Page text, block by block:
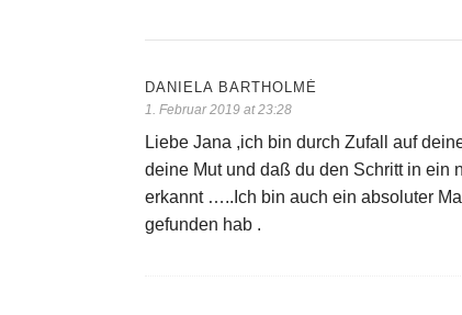
DANIELA BARTHOLMÉ
1. Februar 2019 at 23:28
Liebe Jana ,ich bin durch Zufall auf
deine Mut und daß du den Schritt in ein
erkannt …..Ich bin auch ein absoluter
gefunden hab .